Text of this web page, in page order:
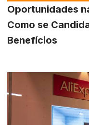
Oportunidades
Como se
Benefícios